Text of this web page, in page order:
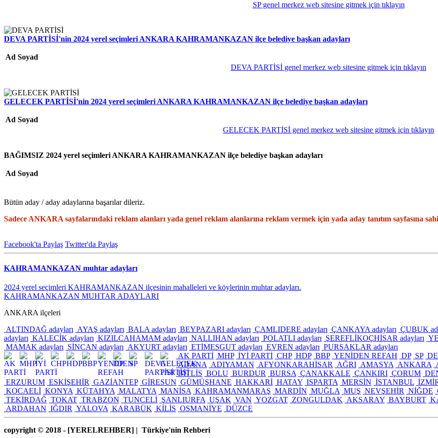
SP genel merkez web sitesine gitmek için tıklayın
DEVA PARTİSİ'nin 2024 yerel seçimleri ANKARA KAHRAMANKAZAN ilçe belediye başkan adayları
Ad Soyad
DEVA PARTİSİ genel merkez web sitesine gitmek için tıklayın
GELECEK PARTİSİ'nin 2024 yerel seçimleri ANKARA KAHRAMANKAZAN ilçe belediye başkan adayları
Ad Soyad
GELECEK PARTİSİ genel merkez web sitesine gitmek için tıklayın
BAĞIMSIZ 2024 yerel seçimleri ANKARA KAHRAMANKAZAN ilçe belediye başkan adayları
Ad Soyad
Bütün aday / aday adaylarına başarılar dileriz.
Sadece ANKARA sayfalarındaki reklam alanları yada genel reklam alanlarına reklam vermek için yada aday tanıtım sayfasına
Facebook'ta Paylaş Twitter'da Paylaş
KAHRAMANKAZAN muhtar adayları
2024 yerel seçimleri KAHRAMANKAZAN ilçesinin mahalleleri ve köylerinin muhtar adayları.
KAHRAMANKAZAN MUHTAR ADAYLARI
ANKARA ilçeleri
ALTINDAĞ adayları AYAŞ adayları BALA adayları BEYPAZARI adayları ÇAMLIDERE adayları ÇANKAYA adayları ÇUBUK
adayları KALECİK adayları KIZILCAHAMAM adayları NALLIHAN adayları POLATLI adayları ŞEREFLİKOÇHİSAR adayları
MAMAK adayları SİNCAN adayları AKYURT adayları ETİMESGUT adayları EVREN adayları PURSAKLAR adayları
AK PARTİ MHP İYİ PARTİ CHP HDP BBP YENİDEN REFAH DP SP
ADANA ADIYAMAN AFYONKARAHİSAR AĞRI AMASYA ANKARA
BİTLİS BOLU BURDUR BURSA ÇANAKKALE ÇANKIRI ÇORUM
ERZURUM ESKİŞEHİR GAZİANTEP GİRESUN GÜMÜŞHANE HAKKARİ HATAY ISPARTA MERSİN İSTANBUL
KOCAELİ KONYA KÜTAHYA MALATYA MANİSA KAHRAMANMARAŞ MARDİN MUĞLA MUŞ NEVŞEHİR NİĞDE
TEKİRDAĞ TOKAT TRABZON TUNCELİ ŞANLIURFA UŞAK VAN YOZGAT ZONGULDAK AKSARAY BAYBURT
ARDAHAN IĞDIR YALOVA KARABÜK KİLİS OSMANİYE DÜZCE
copyright © 2018 - [YERELREHBER] | Türkiye'nin Rehberi